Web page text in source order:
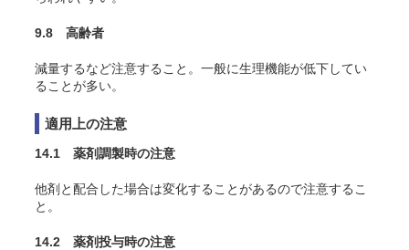
9.8 高齢者
減量するなど注意すること。一般に生理機能が低下してい
ることが多い。
適用上の注意
14.1 薬剤調製時の注意
他剤と配合した場合は変化することがあるので注意するこ
と。
14.2 薬剤投与時の注意